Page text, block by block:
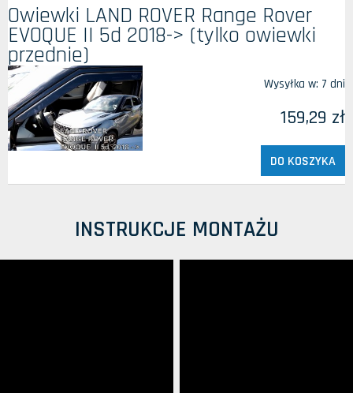
Owiewki LAND ROVER Range Rover
EVOQUE II 5d 2018-> (tylko owiewki
przednie)
Wysyłka w: 7 dni
159,29 zł
DO KOSZYKA
INSTRUKCJE MONTAŻU